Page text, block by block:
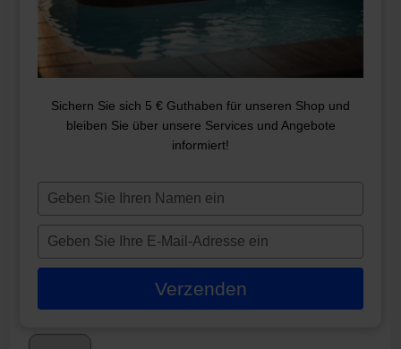
FILTERKARTUSCHE SC701
32,95€
Auf Lager
Quantity Discount
Discounted price
10%
Sichern Sie sich 5 € Guthaben für unseren Shop und
bleiben Sie über unsere Services und Angebote
informiert!
Typ
naam
Typ
e-
in
Verzenden